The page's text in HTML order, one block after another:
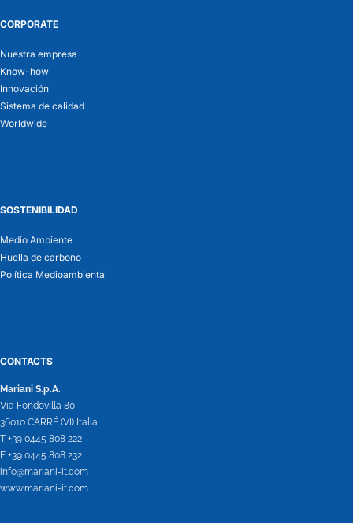
CORPORATE
Nuestra empresa
Know-how
Innovación
Sistema de calidad
Worldwide
SOSTENIBILIDAD
Medio Ambiente
Huella de carbono
Política Medioambiental
CONTACTS
Mariani S.p.A.
Via Fondovilla 80
36010 CARRÉ (VI) Italia
T +39 0445 808 222
F +39 0445 808 232
info@mariani-it.com
www.mariani-it.com